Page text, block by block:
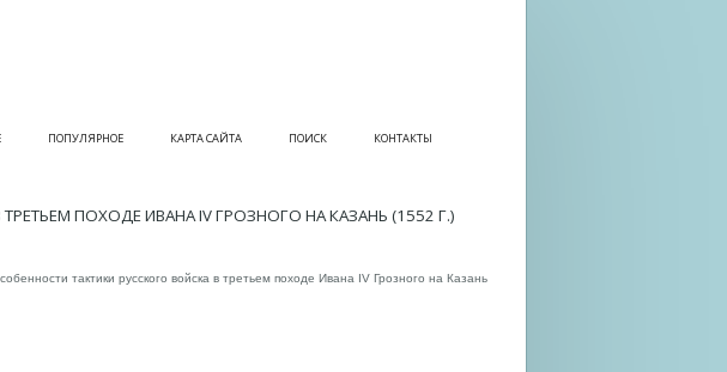
ПОПУЛЯРНОЕ КАРТА САЙТА ПОИСК КОНТАКТЫ
ПОХОДЕ ИВАНА IV ГРОЗНОГО НА КАЗАНЬ (1552 Г.)
тактики русского войска в третьем походе Ивана IV Грозного на Казань